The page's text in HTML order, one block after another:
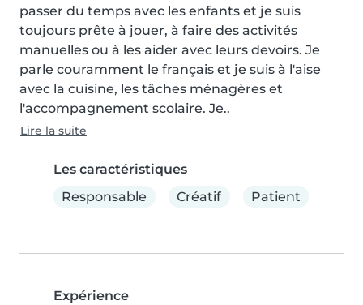
passer du temps avec les enfants et je suis
toujours prête à jouer, à faire des activités
manuelles ou à les aider avec leurs devoirs. Je
parle couramment le français et je suis à l'aise
avec la cuisine, les tâches ménagères et
l'accompagnement scolaire. Je..
Lire la suite
Les caractéristiques
Responsable
Créatif Patient
Expérience